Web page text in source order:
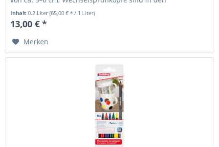
Inhalt0.2 Liter(65,00 € * / 1 Liter)
13,00 € *
Merken